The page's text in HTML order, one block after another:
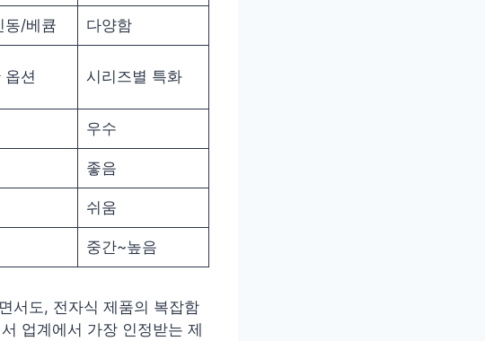
동/베큠 다양함
옵션 시리즈별 특화
우수
좋음
쉬움
중간~높음
서도, 전자식 제품의 복잡함
업계에서 가장 인정받는 제